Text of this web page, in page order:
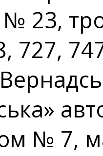
№ 23,
727,
№ 7,